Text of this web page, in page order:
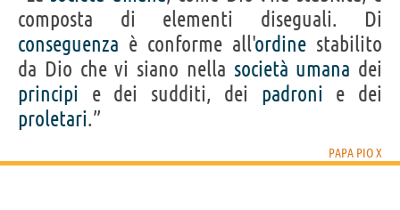
composta di elementi diseguali. Di
conseguenza è conforme all'ordine stabilito
da Dio che vi siano nella società umana dei
principi e dei sudditi, dei padroni e dei
proletari.”
PAPA PIO X